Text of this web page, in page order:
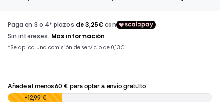
Añade al menos60 € para optar a envío gratuito
0,00 €+12,99 €